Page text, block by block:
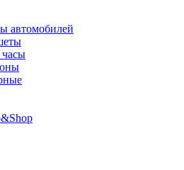
автомобилей